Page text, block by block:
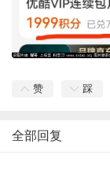
赞 踩
全部回复